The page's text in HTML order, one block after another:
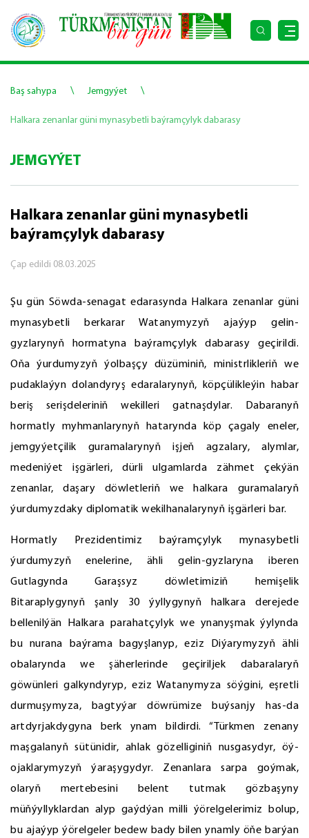
Baş sahypa \ Jemgyýet \
Halkara zenanlar güni mynasybetli baýramçylyk dabarasy
JEMGYÝET
Halkara zenanlar güni mynasybetli
baýramçylyk dabarasy
Çap edildi 08.03.2025
Şu gün Söwda-senagat edarasynda Halkara zenanlar güni
mynasybetli berkarar Watanymyzyň ajaýyp gelin-
gyzlarynyň hormatyna baýramçylyk dabarasy geçirildi.
Oňa ýurdumyzyň ýolbaşçy düzüminiň, ministrlikleriň we
pudaklaýyn dolandyryş edaralarynyň, köpçülikleýin habar
beriş serişdeleriniň wekilleri gatnaşdylar. Dabaranyň
hormatly myhmanlarynyň hatarynda köp çagaly eneler,
jemgyýetçilik guramalarynyň işjeň agzalary, alymlar,
medeniýet işgärleri, dürli ulgamlarda zähmet çekýän
zenanlar, daşary döwletleriň we halkara guramalaryň
ýurdumyzdaky diplomatik wekilhanalarynyň işgärleri bar.
Hormatly Prezidentimiz baýramçylyk mynasybetli
ýurdumyzyň enelerine, ähli gelin-gyzlaryna iberen
Gutlagynda Garaşsyz döwletimiziň hemişelik
Bitaraplygynyň şanly 30 ýyllygynyň halkara derejede
bellenilýän Halkara parahatçylyk we ynanyşmak ýylynda
bu nurana baýrama bagyşlanyp, eziz Diýarymyzyň ähli
obalarynda we şäherlerinde geçiriljek dabaralaryň
göwünleri galkyndyryp, eziz Watanymyza söýgini, eşretli
durmuşymyza, bagtyýar döwrümize buýsanjy has-da
artdyrjakdygyna berk ynam bildirdi. “Türkmen zenany
maşgalanyň sütünidir, ahlak gözelliginiň nusgasydyr, öý-
ojaklarymyzyň ýaraşygydyr. Zenanlara sarpa goýmak,
olaryň mertebesini belent tutmak gözbaşyny
müňýyllyklardan alyp gaýdýan milli ýörelgelerimiz bolup,
bu ajaýyp ýörelgeler bedew bady bilen ynamly öňe barýan